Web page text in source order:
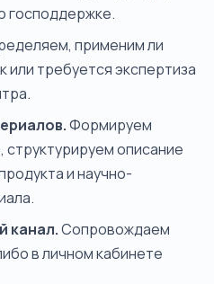
господдержке.
применим ли
или требуется экспертиза
Формируем
описание
и научно-
канал.Сопровождаем
в личном кабинете